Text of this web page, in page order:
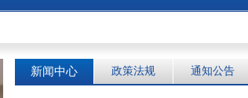
新闻中心 政策法规 通知公告